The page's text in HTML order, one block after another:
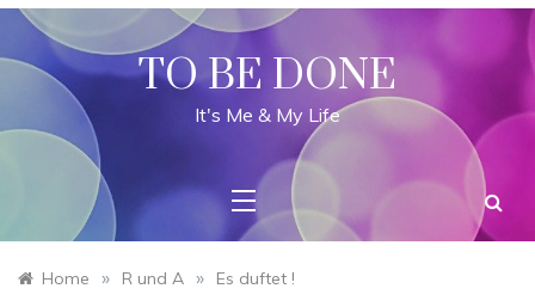
Skip
content
TO BE DONE
It's Me & My Life
Home » R und A » Es duftet !